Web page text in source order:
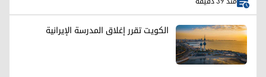
الكويت تقرر إغلاق المدرسة الإيرانية